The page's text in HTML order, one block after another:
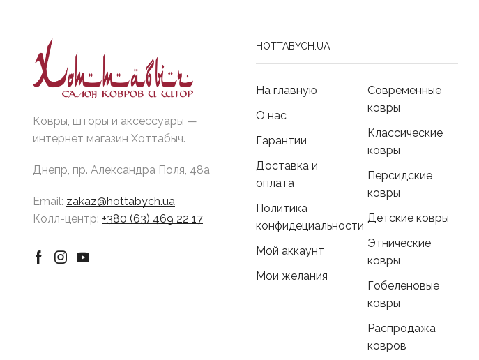
Ковры, шторы и аксессуары —
интернет магазин Хоттабыч.
Днепр, пр. Александра Поля, 48а
Email: zakaz@hottabych.ua
Колл-центр: +380 (63) 469 22 17
Facebook
Instagram
Youtube
HOTTABYCH.UA
На главную
О нас
Гарантии
Доставка и
оплата
Политика
конфидециальности
Мой аккаунт
Мои желания
Современные
ковры
Классические
ковры
Персидские
ковры
Детские ковры
Этнические
ковры
Гобеленовые
ковры
Распродажа
ковров